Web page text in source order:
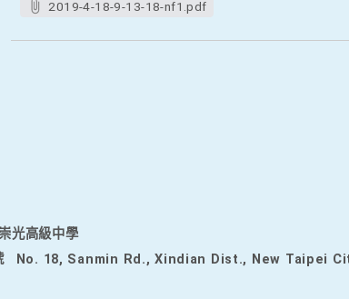
2019-4-18-9-13-18-nf1.pdf
光高級中學
No. 18, Sanmin Rd., Xindian Dist., New Taipei